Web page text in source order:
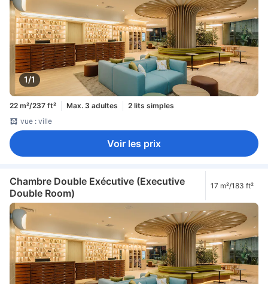
1/1
22 m²/237 ft² Max. 3 adultes
2 lits simples
vue : ville
Voir les prix
Chambre Double Exécutive (Executive
Double Room)
17 m²/183 ft²